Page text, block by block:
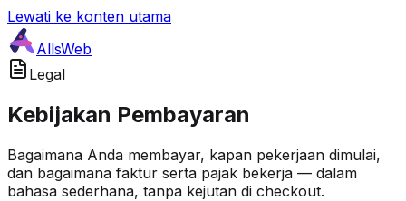
Lewati ke konten utama
AllsWeb
Legal
Kebijakan Pembayaran
Bagaimana Anda membayar, kapan pekerjaan dimulai,
dan bagaimana faktur serta pajak bekerja — dalam
bahasa sederhana, tanpa kejutan di checkout.